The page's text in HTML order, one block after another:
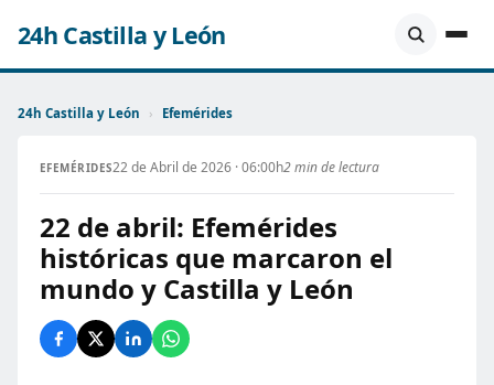
24h Castilla y León
24h Castilla y León › Efemérides
EFEMÉRIDES22 de Abril de 2026 · 06:00h2 min de lectura
22 de abril: Efemérides
históricas que marcaron el
mundo y Castilla y León